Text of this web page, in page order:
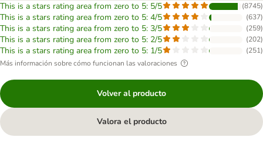
This is a stars rating area from zero to 5: 5/5 (8745)
This is a stars rating area from zero to 5: 4/5 (637)
This is a stars rating area from zero to 5: 3/5 (259)
This is a stars rating area from zero to 5: 2/5 (202)
This is a stars rating area from zero to 5: 1/5 (251)
Más información sobre cómo funcionan las valoraciones
Volver al producto
Valora el producto